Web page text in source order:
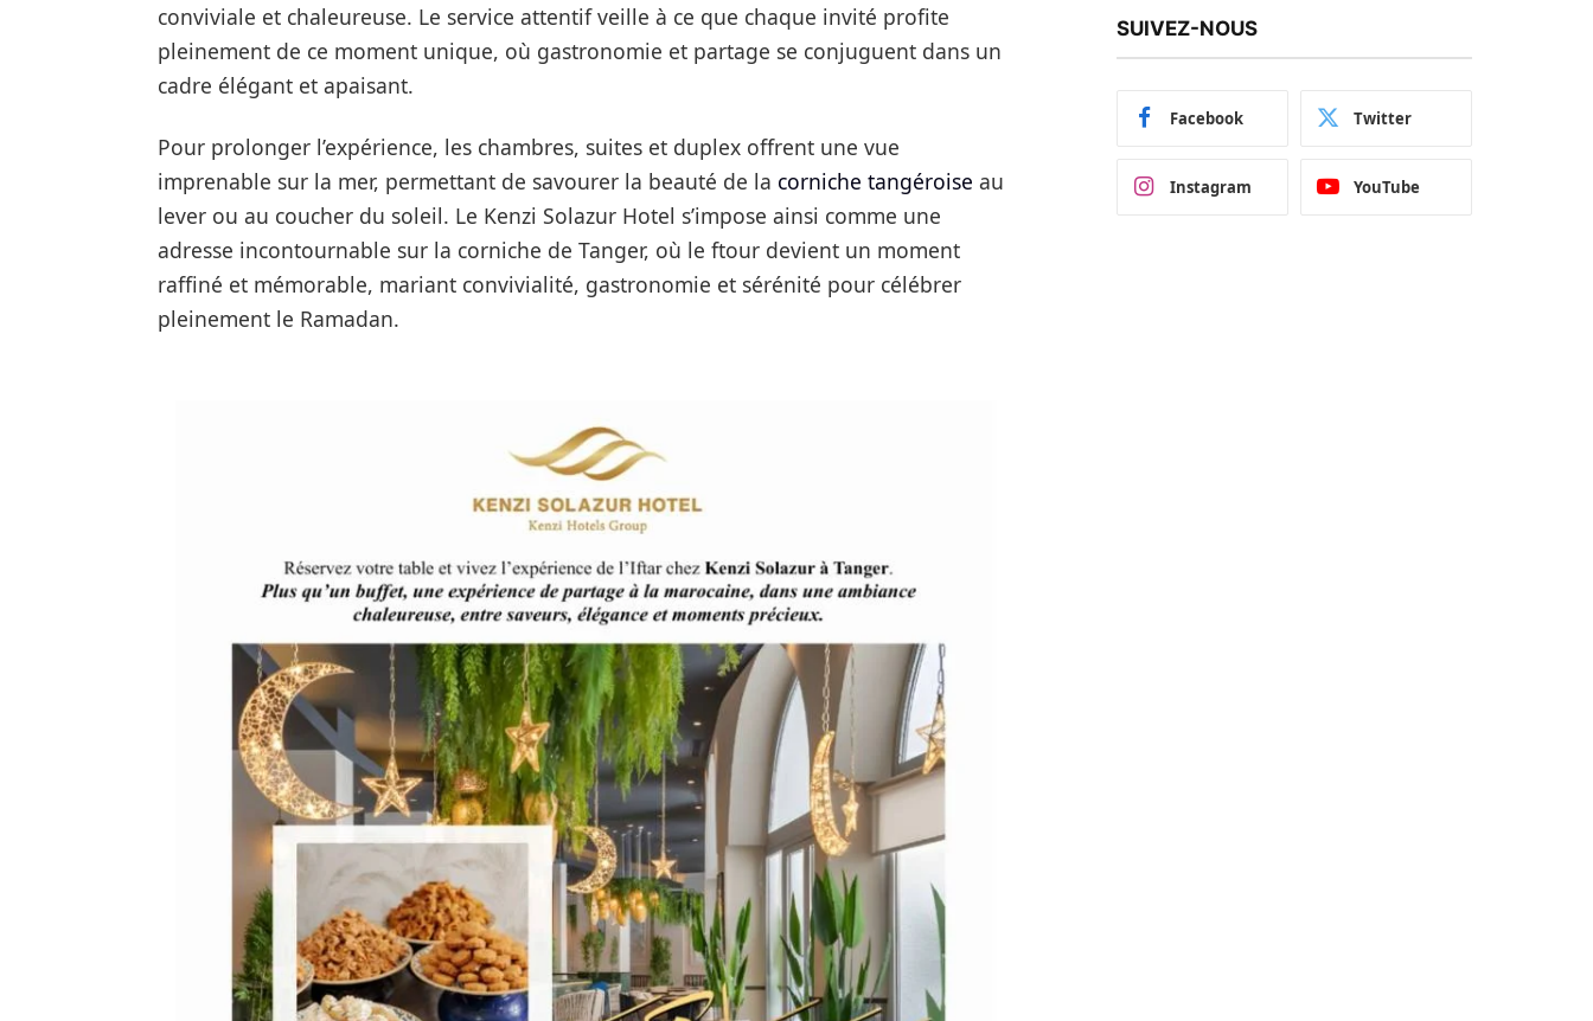
conviviale et chaleureuse. Le service attentif veille à ce que chaque invité profite
pleinement de ce moment unique, où gastronomie et partage se conjuguent dans un
cadre élégant et apaisant.
Pour prolonger l’expérience, les chambres, suites et duplex offrent une vue
imprenable sur la mer, permettant de savourer la beauté de la corniche tangéroise au
lever ou au coucher du soleil. Le Kenzi Solazur Hotel s’impose ainsi comme une
adresse incontournable sur la corniche de Tanger, où le ftour devient un moment
raffiné et mémorable, mariant convivialité, gastronomie et sérénité pour célébrer
pleinement le Ramadan.
SUIVEZ-NOUS
Facebook Twitter
Instagram YouTube